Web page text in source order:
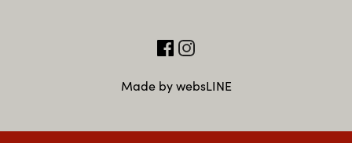
Made by websLINE